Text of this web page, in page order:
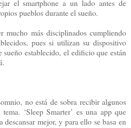
el smartphone a un lado antes de
pueblos durante el sueño.
mucho más disciplinados cumpliendo
pues si utilizan su dispositivo
establecido, el edificio que están
no está de sobra recibir algunos
‘Sleep Smarter’ es una app que
descansar mejor, y para ello se basa en